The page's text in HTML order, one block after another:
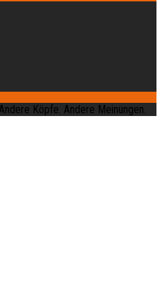
Köpfe. Andere Meinungen.